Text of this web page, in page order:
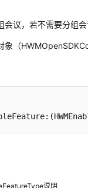
会议，若不需要分组会
象（
说明